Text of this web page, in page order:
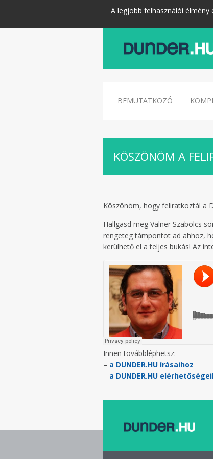
A legjobb felhasználói élmény
BEMUTATKOZÓ
KÖSZÖNÖM A
Köszönöm, hogy feliratkoztál a
Hallgasd meg Valner Szabolcs
rengeteg támpontot ad ahhoz,
kerülhető el a teljes bukás! Az
Innen továbbléphetsz:
– a DUNDER.HU írásaihoz
– a DUNDER.HU